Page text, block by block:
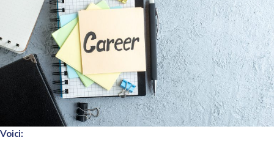
Voici: